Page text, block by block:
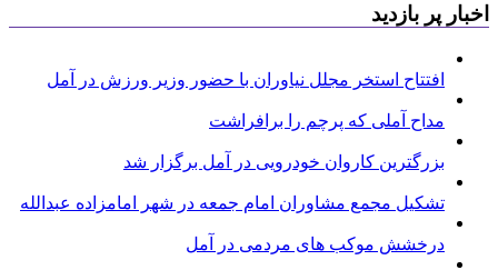
اخبار پر بازدید
افتتاح استخر مجلل نیاوران با حضور وزیر ورزش در آمل
مداح آملی که پرچم را برافراشت
بزرگترین کاروان خودرویی در آمل برگزار شد
تشکیل مجمع مشاوران امام جمعه در شهر امامزاده عبدالله
درخشش موکب های مردمی در آمل